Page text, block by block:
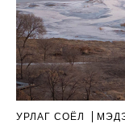
УРЛАГ СОЁЛ